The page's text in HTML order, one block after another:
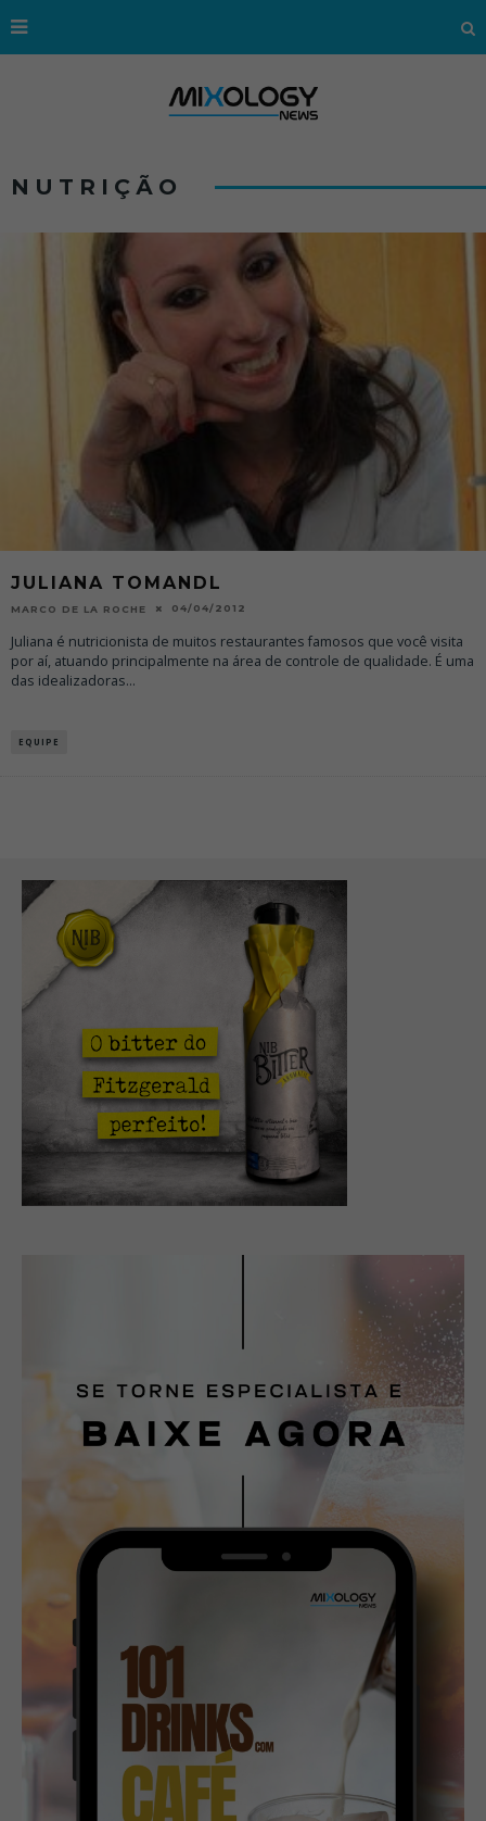
NUTRIÇÃO
JULIANA TOMANDL
MARCO DE LA ROCHE 04/04/2012
Juliana é nutricionista de muitos restaurantes famosos que você visita
por aí, atuando principalmente na área de controle de qualidade. É uma
das idealizadoras...
EQUIPE